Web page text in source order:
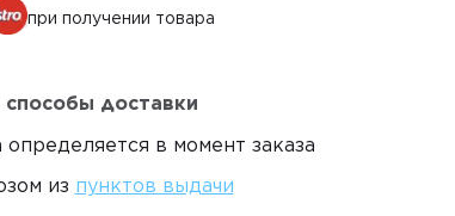
при получении товара
доставки
определяется в момент заказа
из пунктов выдачи